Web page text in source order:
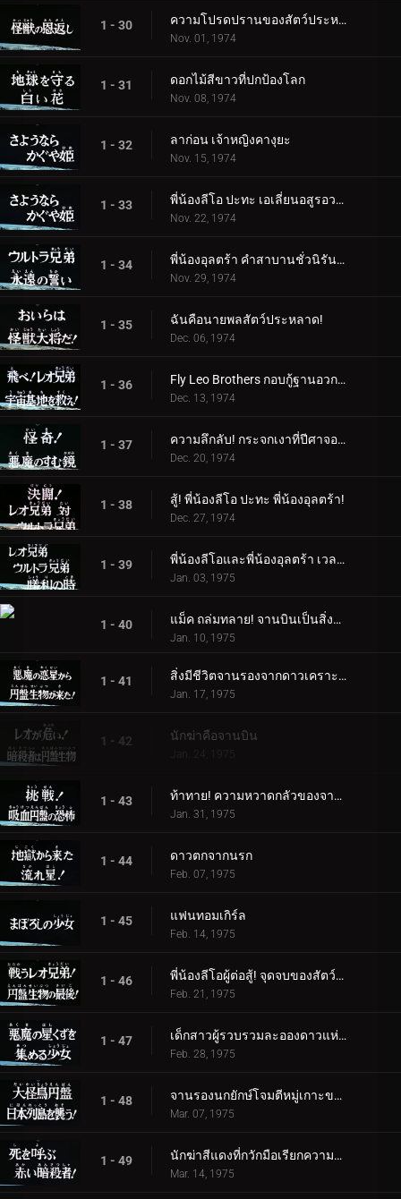
1 - 30 ความโปรดปรานของสัตว์ประหลาด
Nov. 01, 1974
1 - 31 ดอกไม้สีขาวที่ปกป้องโลก
Nov. 08, 1974
1 - 32 ลาก่อน เจ้าหญิงคางุยะ
Nov. 15, 1974
1 - 33 พี่น้องลีโอ ปะทะ เอเลี่ยนอสูรอวกาศ
Nov. 22, 1974
1 - 34 พี่น้องอุลตร้า คำสาบานชั่วนิรันดร์
Nov. 29, 1974
1 - 35 ฉันคือนายพลสัตว์ประหลาด!
Dec. 06, 1974
1 - 36 Fly Leo Brothers กอบกู้ฐานอวกาศ!
Dec. 13, 1974
1 - 37 ความลึกลับ! กระจกเงาที่ปีศาจอาศัยอยู่
Dec. 20, 1974
1 - 38 สู้! พี่น้องลีโอ ปะทะ พี่น้องอุลตร้า!
Dec. 27, 1974
1 - 39 พี่น้องลีโอและพี่น้องอุลตร้า เวลาแห่งชัยชนะ
Jan. 03, 1975
1 - 40 แม็ค ถล่มทลาย! จานบินเป็นสิ่งมีชีวิต
Jan. 10, 1975
1 - 41 สิ่งมีชีวิตจานรองจากดาวเคราะห์ชั่วร้ายอยู่ที่นี่แล้ว!
Jan. 17, 1975
1 - 42 นักฆ่าคือจานบิน
Jan. 24, 1975
1 - 43 ท้าทาย! ความหวาดกลัวของจานดูดเลือด
Jan. 31, 1975
1 - 44 ดาวตกจากนรก
Feb. 07, 1975
1 - 45 แฟนทอมเกิร์ล
Feb. 14, 1975
1 - 46 พี่น้องลีโอผู้ต่อสู้! จุดจบของสัตว์ร้ายจานบิน
Feb. 21, 1975
1 - 47 เด็กสาวผู้รวบรวมละอองดาวแห่งปีศาจ
Feb. 28, 1975
1 - 48 จานรองนกยักษ์โจมตีหมู่เกาะของญี่ปุ่น
Mar. 07, 1975
1 - 49 นักฆ่าสีแดงที่กวักมือเรียกความตาย!
Mar. 14, 1975